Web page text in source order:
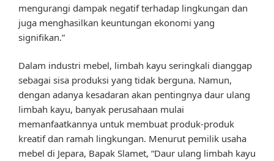
mengurangi dampak negatif terhadap lingkungan dan
juga menghasilkan keuntungan ekonomi yang
signifikan.”
Dalam industri mebel, limbah kayu seringkali dianggap
sebagai sisa produksi yang tidak berguna. Namun,
dengan adanya kesadaran akan pentingnya daur ulang
limbah kayu, banyak perusahaan mulai
memanfaatkannya untuk membuat produk-produk
kreatif dan ramah lingkungan. Menurut pemilik usaha
mebel di Jepara, Bapak Slamet, “Daur ulang limbah kayu